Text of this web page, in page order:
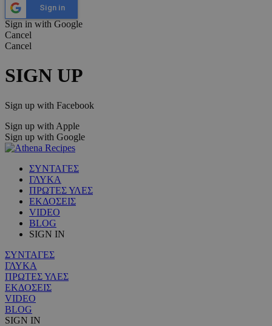
Sign in
Sign in with Google
Cancel
Cancel
SIGN UP
Sign up with Facebook
Sign up with Apple
Sign up with Google
ΣΥΝΤΑΓΕΣ
ΓΛΥΚΑ
ΠΡΩΤΕΣ ΥΛΕΣ
ΕΚΔΟΣΕΙΣ
VIDEO
BLOG
SIGN IN
ΣΥΝΤΑΓΕΣ
ΓΛΥΚΑ
ΠΡΩΤΕΣ ΥΛΕΣ
ΕΚΔΟΣΕΙΣ
VIDEO
BLOG
SIGN IN